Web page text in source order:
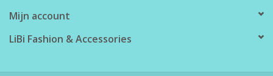
Mijn account
LiBi Fashion & Accessories